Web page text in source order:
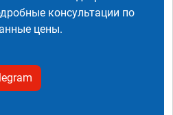
консультации по
цены.